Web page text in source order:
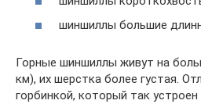
шиншиллы большие
Горные шиншиллы живут на
км), их шерстка более густая.
горбинкой, который так